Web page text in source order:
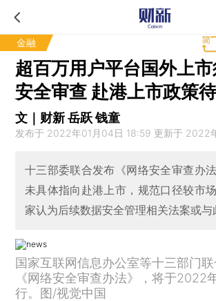
金融
超百万用户平台国外上
安全审查 赴港上市政策
文｜财新 岳跃 钱童
发布于 2022年01月04日 18:59 更新于 2022
十三部委联合发布《网络安全审查办
未具体指向赴港上市，规范口径较市
家认为后续数据安全管理相关法案或
国家互联网信息办公室等十三部门
《网络安全审查办法》，将于2022
行。图/视觉中国